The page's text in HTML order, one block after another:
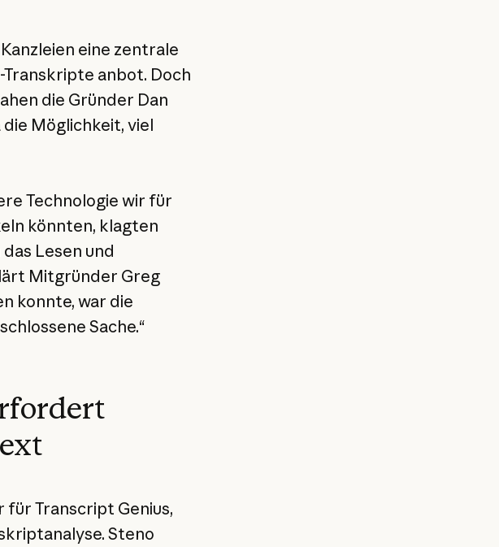
eine zentrale
anbot. Doch
die Gründer Dan
Möglichkeit, viel
Technologie wir für
könnten, klagten
Lesen und
Mitgründer Greg
konnte, war die
Sache.“
für Transcript Genius,
Steno